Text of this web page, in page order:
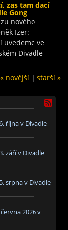
zas tam dací
Gong
nového
Izer:
uvedeme ve
Divadle
« novější | starší »
října v Divadle
září v Divadle
srpna v Divadle
2026 v